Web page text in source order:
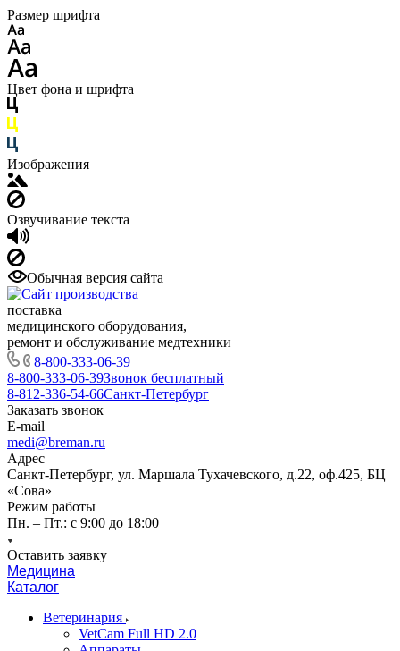
Размер шрифта
Цвет фона и шрифта
Изображения
Озвучивание текста
Обычная версия сайта
поставка
медицинского оборудования,
ремонт и обслуживание медтехники
8-800-333-06-39
8-800-333-06-39Звонок бесплатный
8-812-336-54-66Санкт-Петербург
Заказать звонок
E-mail
medi@breman.ru
Адрес
Санкт-Петербург, ул. Маршала Тухачевского, д.22, оф.425, БЦ
«Сова»
Режим работы
Пн. – Пт.: с 9:00 до 18:00
Оставить заявку
Медицина
Каталог
Ветеринария
VetCam Full HD 2.0